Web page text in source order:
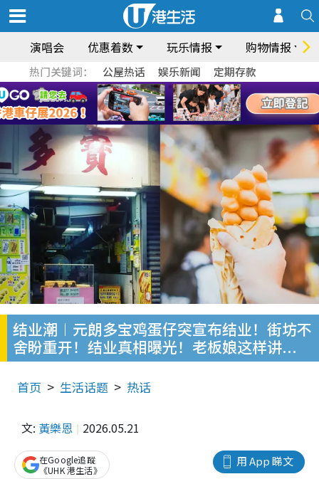
演唱会 优惠着数 玩乐情报 购物情报
热门关键词： 公屋热话 娱乐新闻 定期存款
结业潮︱元朗多宝鸡蛋仔突宣布结业！街坊不
舍盼重开！结业真相曝光！老板娘这样讲...
首页 生活话题 热话
文: 黃樂恩 2026.05.21
用 App 睇文
在Google追蹤
《UHK 港生活》